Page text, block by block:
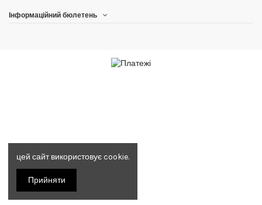
Інформаційний бюлетень
цей сайт використовує cookie.
Прийняти